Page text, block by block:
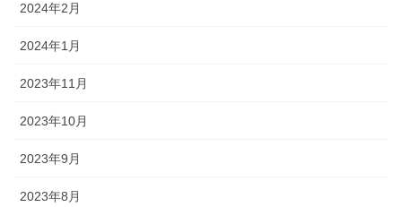
2024年2月
2024年1月
2023年11月
2023年10月
2023年9月
2023年8月